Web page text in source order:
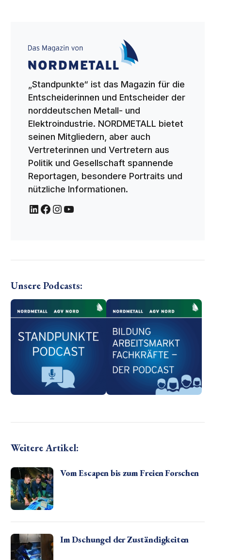
„Standpunkte“ ist das Magazin für die
Entscheiderinnen und Entscheider der
norddeutschen Metall- und
Elektroindustrie. NORDMETALL bietet
seinen Mitgliedern, aber auch
Vertreterinnen und Vertretern aus
Politik und Gesellschaft spannende
Reportagen, besondere Portraits und
nützliche Informationen.
Unsere Podcasts:
Weitere Artikel:
Vom Escapen bis zum Freien Forschen
Im Dschungel der Zuständigkeiten